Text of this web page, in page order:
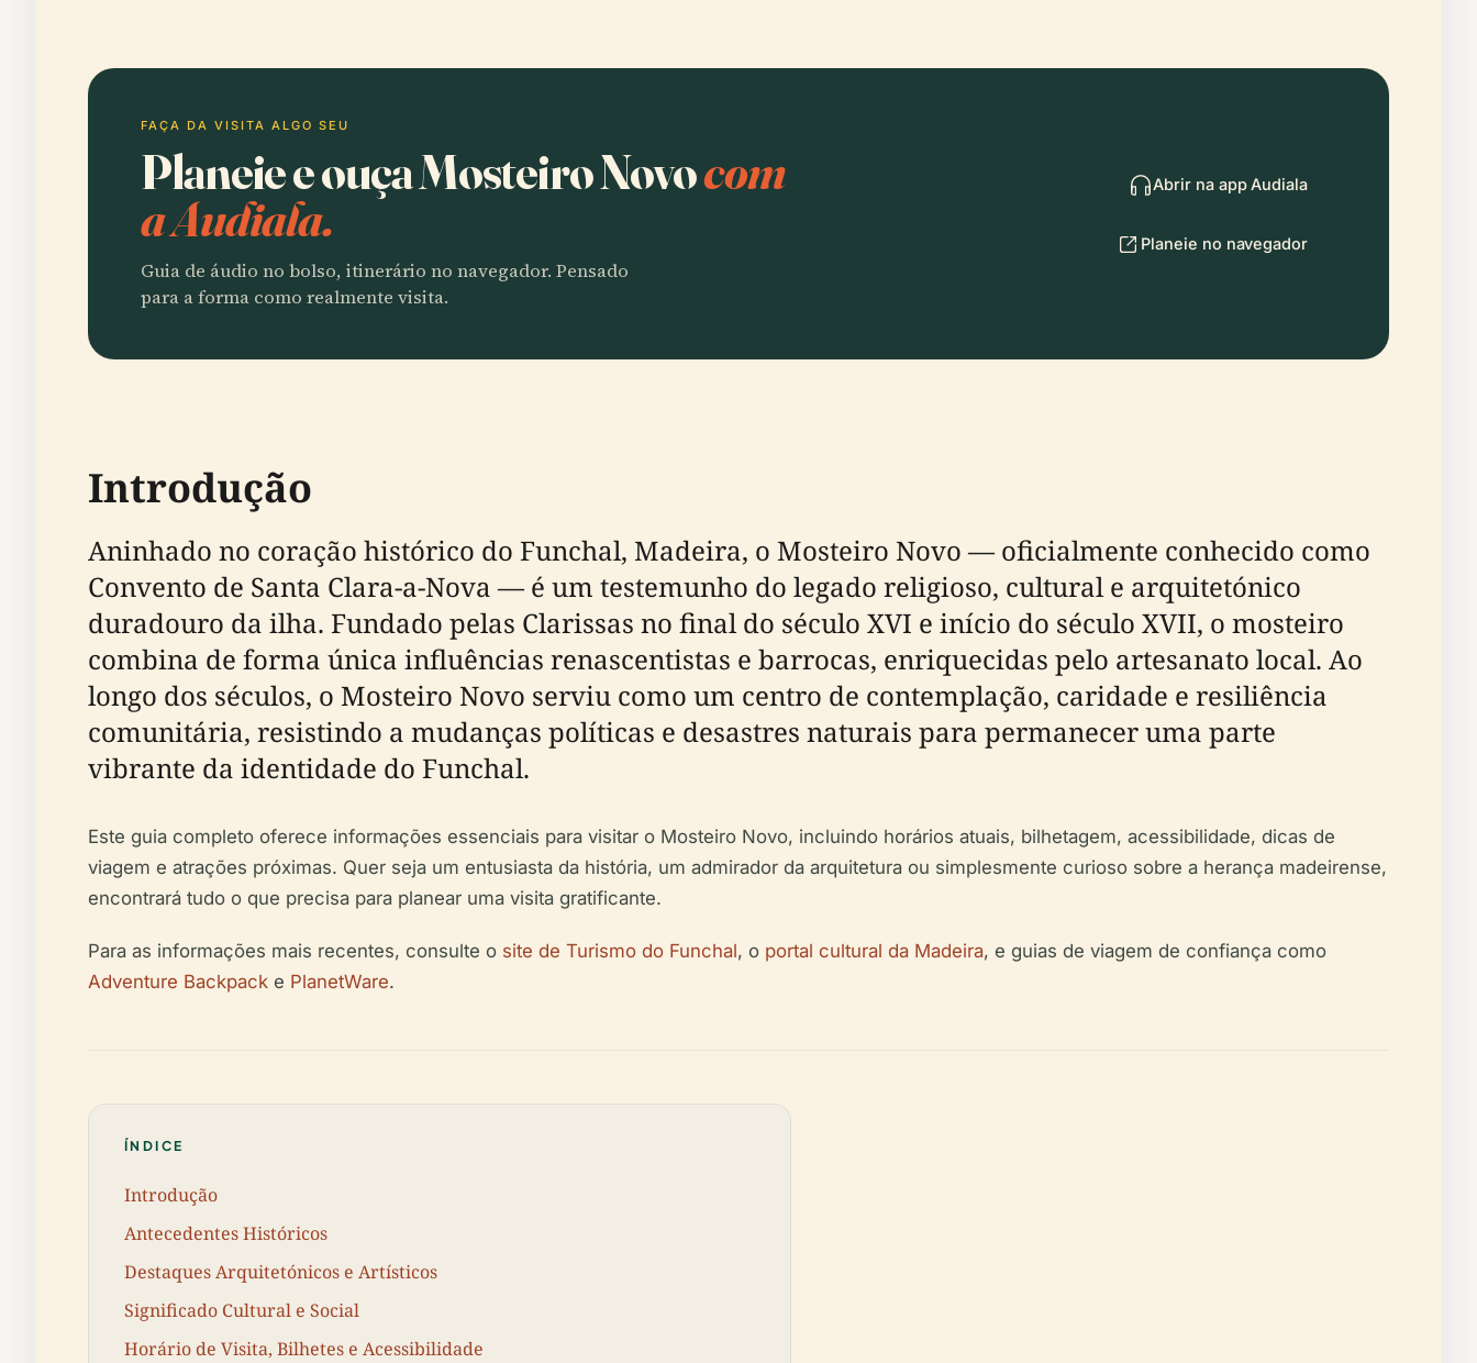
FAÇA DA VISITA ALGO SEU
Planeie e ouça Mosteiro Novocom
a Audiala.
Guia de áudio no bolso, itinerário no navegador. Pensado
para a forma como realmente visita.
Abrir na app Audiala
Planeie no navegador
Introdução
Aninhado no coração histórico do Funchal, Madeira, o Mosteiro Novo — oficialmente conhecido como
Convento de Santa Clara-a-Nova — é um testemunho do legado religioso, cultural e arquitetónico
duradouro da ilha. Fundado pelas Clarissas no final do século XVI e início do século XVII, o mosteiro
combina de forma única influências renascentistas e barrocas, enriquecidas pelo artesanato local. Ao
longo dos séculos, o Mosteiro Novo serviu como um centro de contemplação, caridade e resiliência
comunitária, resistindo a mudanças políticas e desastres naturais para permanecer uma parte
vibrante da identidade do Funchal.
Este guia completo oferece informações essenciais para visitar o Mosteiro Novo, incluindo horários atuais, bilhetagem, acessibilidade, dicas de
viagem e atrações próximas. Quer seja um entusiasta da história, um admirador da arquitetura ou simplesmente curioso sobre a herança madeirense,
encontrará tudo o que precisa para planear uma visita gratificante.
Para as informações mais recentes, consulte o site de Turismo do Funchal, o portal cultural da Madeira, e guias de viagem de confiança como
Adventure Backpack e PlanetWare.
ÍNDICE
Introdução
Antecedentes Históricos
Destaques Arquitetónicos e Artísticos
Significado Cultural e Social
Horário de Visita, Bilhetes e Acessibilidade